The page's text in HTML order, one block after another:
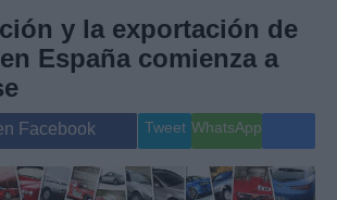
Gente
Musica
y la exportación de
España comienza a
Facebook Tweet WhatsApp